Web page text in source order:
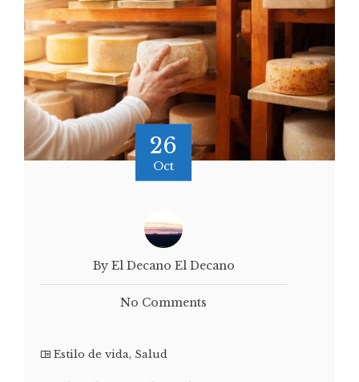
26
Oct
By El Decano El Decano
No Comments
Estilo de vida, Salud